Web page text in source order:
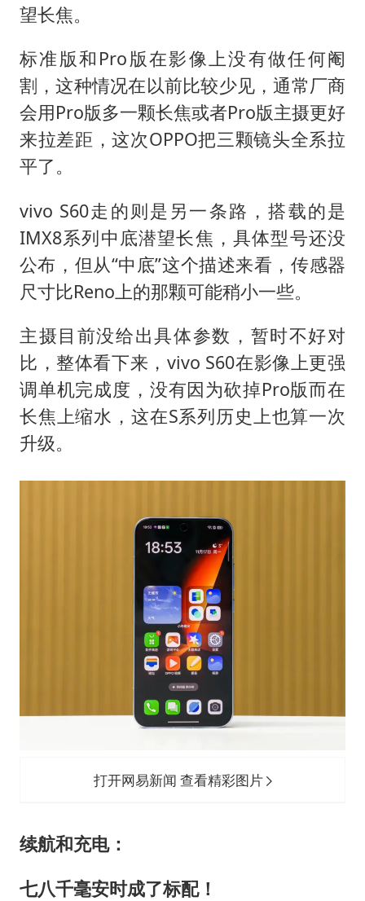
望长焦。
标准版和Pro版在影像上没有做任何阉
割，这种情况在以前比较少见，通常厂商
会用Pro版多一颗长焦或者Pro版主摄更好
来拉差距，这次OPPO把三颗镜头全系拉
平了。
vivo S60走的则是另一条路，搭载的是
IMX8系列中底潜望长焦，具体型号还没
公布，但从“中底”这个描述来看，传感器
尺寸比Reno上的那颗可能稍小一些。
主摄目前没给出具体参数，暂时不好对
比，整体看下来，vivo S60在影像上更强
调单机完成度，没有因为砍掉Pro版而在
长焦上缩水，这在S系列历史上也算一次
升级。
打开网易新闻 查看精彩图片
续航和充电：
七八千毫安时成了标配！